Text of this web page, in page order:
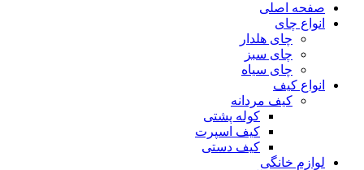
صفحه اصلی
انواع چای
چای هلدار
چای سبز
چای سیاه
انواع کیف
کیف مردانه
کوله پشتی
کیف اسپرت
کیف دستی
لوازم خانگی